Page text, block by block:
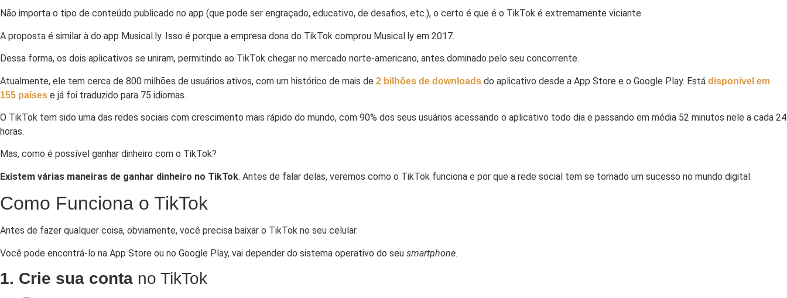
Não importa o tipo de conteúdo publicado no app (que pode ser engraçado, educativo, de desafios, etc.), o certo é que é o TikTok é extremamente viciante.
A proposta é similar à do app Musical.ly. Isso é porque a empresa dona do TikTok comprou Musical.ly em 2017.
Dessa forma, os dois aplicativos se uniram, permitindo ao TikTok chegar no mercado norte-americano, antes dominado pelo seu concorrente.
Atualmente, ele tem cerca de 800 milhões de usuários ativos, com um histórico de mais de 2 bilhões de downloads do aplicativo desde a App Store e o Google Play. Está disponível em
155 países e já foi traduzido para 75 idiomas.
O TikTok tem sido uma das redes sociais com crescimento mais rápido do mundo, com 90% dos seus usuários acessando o aplicativo todo dia e passando em média 52 minutos nele a cada 24
horas.
Mas, como é possível ganhar dinheiro com o TikTok?
Existem várias maneiras de ganhar dinheiro no TikTok. Antes de falar delas, veremos como o TikTok funciona e por que a rede social tem se tornado um sucesso no mundo digital.
Como Funciona o TikTok
Antes de fazer qualquer coisa, obviamente, você precisa baixar o TikTok no seu celular.
Você pode encontrá-lo na App Store ou no Google Play, vai depender do sistema operativo do seu smartphone.
1. Crie sua conta no TikTok